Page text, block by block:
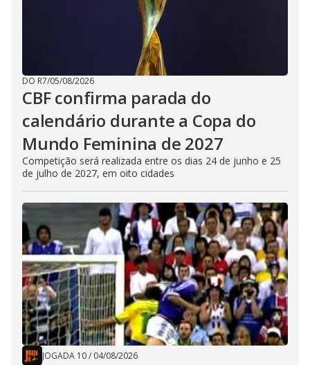
DO R7/05/08/2026
CBF confirma parada do
calendário durante a Copa do
Mundo Feminina de 2027
Competição será realizada entre os dias 24 de junho e 25
de julho de 2027, em oito cidades
JOGADA 10/ 04/08/2026